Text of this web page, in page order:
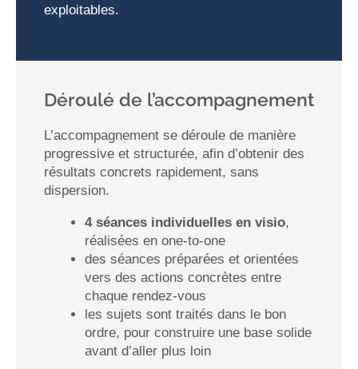
exploitables.
Déroulé de l’accompagnement
L’accompagnement se déroule de manière
progressive et structurée, afin d’obtenir des
résultats concrets rapidement, sans
dispersion.
4 séances individuelles en visio,
réalisées en one-to-one
des séances préparées et orientées
vers des actions concrètes entre
chaque rendez-vous
les sujets sont traités dans le bon
ordre, pour construire une base solide
avant d’aller plus loin